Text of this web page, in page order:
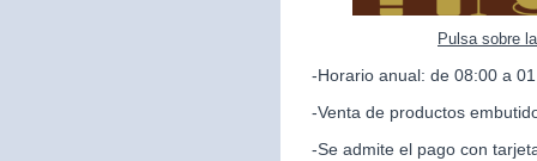
Pulsa sobre
-Horario anual: de 08:00 a
-Venta de productos
-Se admite el pago con